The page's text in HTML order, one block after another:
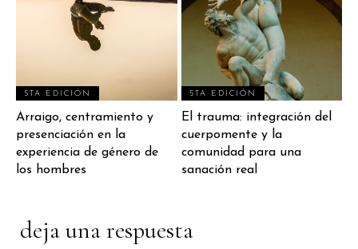
5TA EDICIÓN
Arraigo, centramiento y
presenciación en la
experiencia de género de
los hombres
5TA EDICIÓN
El trauma: integración del
cuerpomente y la
comunidad para una
sanación real
deja una respuesta